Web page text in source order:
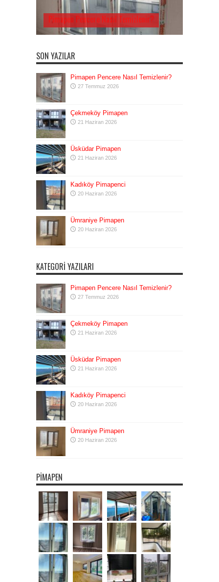
Pimapen Pencere Nasıl Temizlenir?
SON YAZILAR
Pimapen Pencere Nasıl Temizlenir?
27 Temmuz 2026
Çekmeköy Pimapen
21 Haziran 2026
Üsküdar Pimapen
21 Haziran 2026
Kadıköy Pimapenci
20 Haziran 2026
Ümraniye Pimapen
20 Haziran 2026
KATEGORI YAZILARI
Pimapen Pencere Nasıl Temizlenir?
27 Temmuz 2026
Çekmeköy Pimapen
21 Haziran 2026
Üsküdar Pimapen
21 Haziran 2026
Kadıköy Pimapenci
20 Haziran 2026
Ümraniye Pimapen
20 Haziran 2026
PIMAPEN